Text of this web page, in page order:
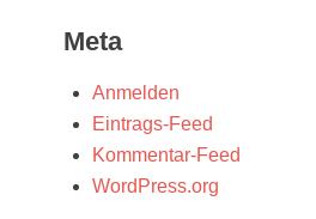
Meta
Anmelden
Eintrags-Feed
Kommentar-Feed
WordPress.org